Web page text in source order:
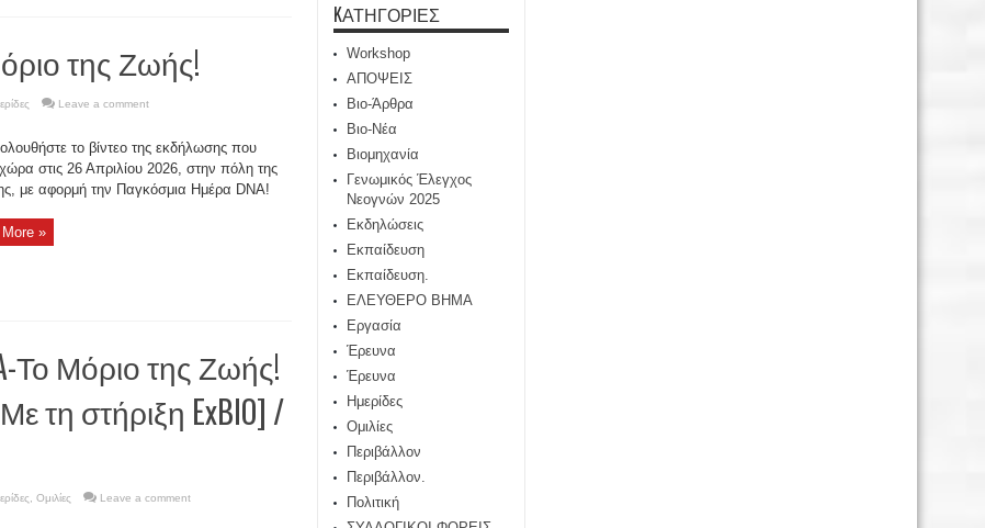
της Ζωής!
Leave a comment
το βίντεο της εκδήλωσης που
στις 26 Απριλίου 2026, στην πόλη της
με αφορμή την Παγκόσμια Ημέρα DNA!
More »
Το Μόριο της Ζωής!
τη στήριξη ExBIO] /
Ομιλίες Leave a comment
KΑΤΗΓΟΡΊΕΣ
Workshop
ΑΠΟΨΕΙΣ
Βιο-Άρθρα
Βιο-Νέα
Βιομηχανία
Γενωμικός Έλεγχος
Νεογνών 2025
Εκδηλώσεις
Εκπαίδευση
Εκπαίδευση.
ΕΛΕΥΘΕΡΟ ΒΗΜΑ
Εργασία
Έρευνα
Έρευνα
Ημερίδες
Ομιλίες
Περιβάλλον
Περιβάλλον.
Πολιτική